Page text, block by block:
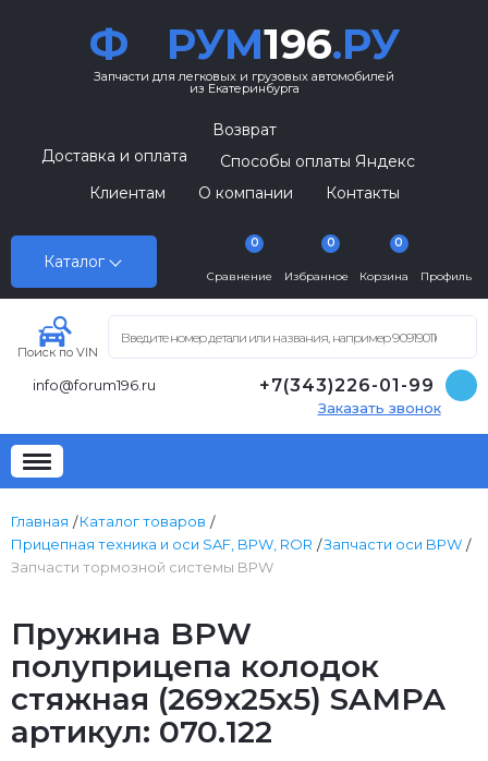
Ф РУМ196.РУ
Запчасти для легковых и грузовых автомобилей
из Екатеринбурга
Каталог
Возврат
Доставка и оплата
Способы оплаты Яндекс
Клиентам
О компании Контакты
Сравнение
0
Избранное
0
Корзина
0
Профиль
Поиск по VIN
info@forum196.ru +7(343)226-01-99
Заказать звонок
Главная
Каталог товаров
Прицепная техника и оси SAF, BPW, ROR
Запчасти оси BPW
Запчасти тормозной системы BPW
Пружина BPW
полуприцепа колодок
стяжная (269х25х5) SAMPA
артикул: 070.122